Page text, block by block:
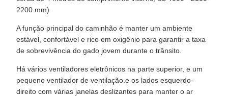
2200 mm).
A função principal do caminhão é manter um ambiente
estável, confortável e rico em oxigênio para garantir a taxa
de sobrevivência do gado jovem durante o trânsito.
Há vários ventiladores eletrônicos na parte superior, e um
pequeno ventilador de ventilação.e os lados esquerdo-
direito com várias janelas deslizantes para manter o ar